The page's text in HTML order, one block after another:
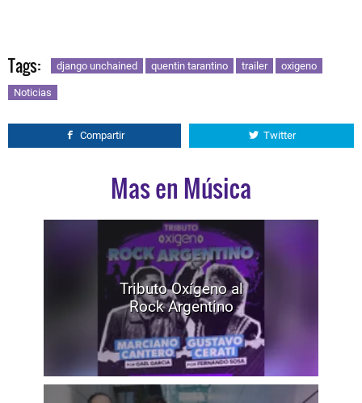
Tags: django unchained quentin tarantino trailer oxigeno
Noticias
Compartir Twitter
Mas en Música
Tributo Oxígeno al
Rock Argentino